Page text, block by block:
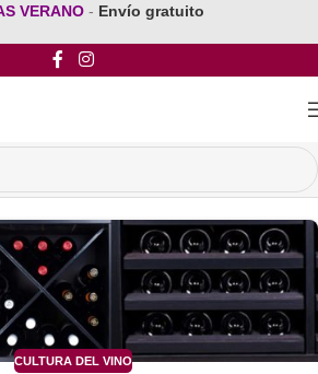
VERANO - Envío gratuito
CULTURA DEL VINO